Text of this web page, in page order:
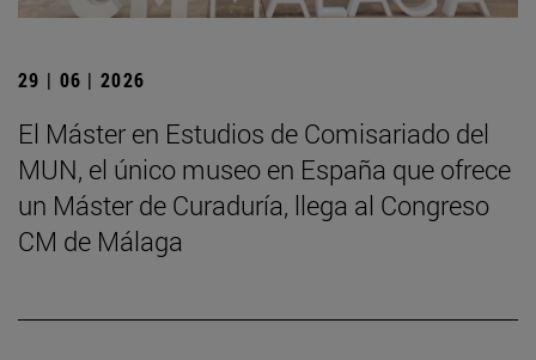
29 | 06 | 2026
El Máster en Estudios de Comisariado del
MUN, el único museo en España que ofrece
un Máster de Curaduría, llega al Congreso
CM de Málaga